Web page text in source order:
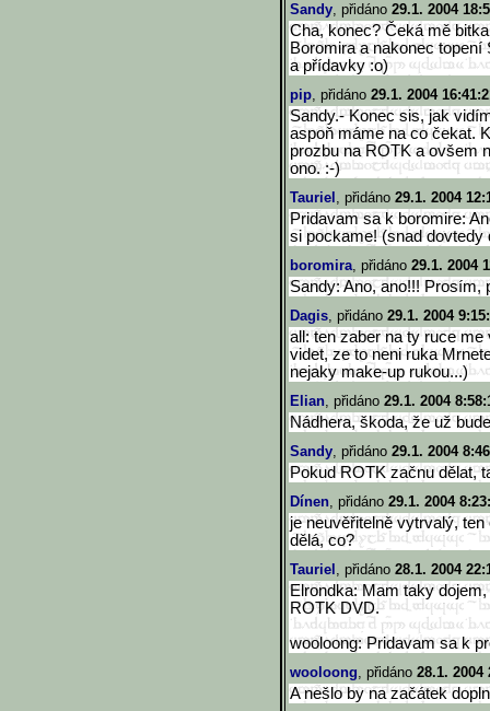
Sandy, přidáno 29.1. 2004
Cha, konec? Čeká mě
Boromira a nakonec
a přídavky :o)
pip, přidáno 29.1. 2004
Sandy.- Konec sis, jak
aspoň máme na co čekat.
prozbu na ROTK a ovšem
ono. :-)
Tauriel , přidáno 29.1. 2004
Pridavam sa k boromire:
si pockame! (snad dovtedy
boromira, přidáno 29.1. 2004
Sandy: Ano, ano!!!
Dagis, přidáno 29.1. 2004
all: ten zaber na ty ruce
videt, ze to neni ruka
nejaky make-up rukou...)
Elian, přidáno 29.1. 2004
Nádhera, škoda, že už
Sandy, přidáno 29.1. 2004
Pokud ROTK začnu dělat,
Dínen, přidáno 29.1. 2004
je neuvěřitelně vytrvalý,
dělá, co?
Tauriel , přidáno 28.1. 2004
Elrondka: Mam taky
ROTK DVD.
wooloong: Pridavam sa k
wooloong, přidáno 28.1. 2004
A nešlo by na začátek